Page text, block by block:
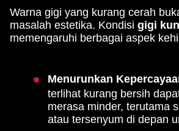
Warna gigi yang kurang cerah
masalah estetika. Kondisi gigi
memengaruhi berbagai aspek
Menurunkan
terlihat kurang bersih
merasa minder, terutama
atau tersenyum di depan